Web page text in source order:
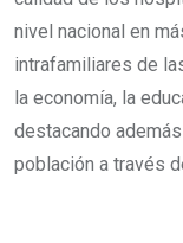
nivel nacional en
intrafamiliares de
la economía, la
destacando
población a través